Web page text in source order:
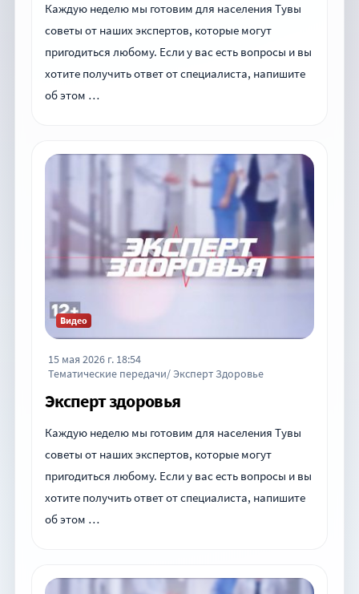
Каждую неделю мы готовим для населения Тувы
советы от наших экспертов, которые могут
пригодиться любому. Если у вас есть вопросы и вы
хотите получить ответ от специалиста, напишите
об этом …
Видео
15 мая 2026 г. 18:54
Тематические передачи/ Эксперт Здоровье
Эксперт здоровья
Каждую неделю мы готовим для населения Тувы
советы от наших экспертов, которые могут
пригодиться любому. Если у вас есть вопросы и вы
хотите получить ответ от специалиста, напишите
об этом …